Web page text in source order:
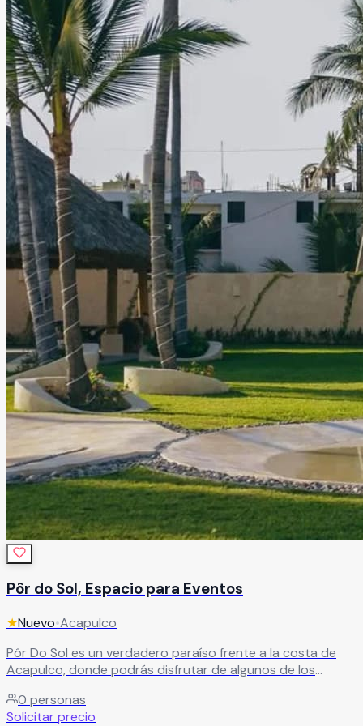
Pôr do Sol, Espacio para Eventos
★Nuevo•Acapulco
Pôr Do Sol es un verdadero paraíso frente a la costa de
Acapulco, donde podrás disfrutar de algunos de los
privilegiada crea un ambiente de paz y belleza natural,
rodeado de áreas verdes y palmeras que realzan cada
0 personas
Solicitar precio